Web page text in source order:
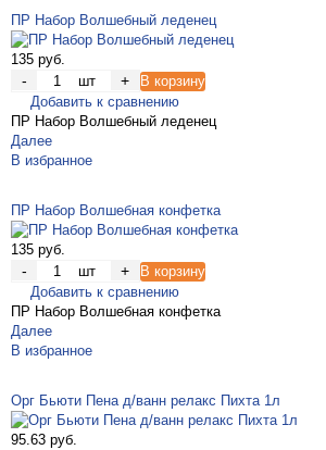
ПР Набор Волшебный леденец
135 руб.
- шт +
В корзину
Добавить к сравнению
ПР Набор Волшебный леденец
Далее
В избранное
ПР Набор Волшебная конфетка
135 руб.
- шт +
В корзину
Добавить к сравнению
ПР Набор Волшебная конфетка
Далее
В избранное
Орг Бьюти Пена д/ванн релакс Пихта 1л
95.63 руб.